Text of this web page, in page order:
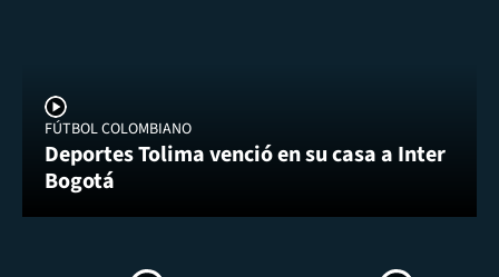
FÚTBOL COLOMBIANO
Deportes Tolima venció en su casa a Inter
Bogotá